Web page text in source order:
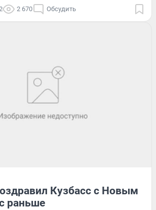
2 670 Обсудить
Кузбасс с Новым
раньше